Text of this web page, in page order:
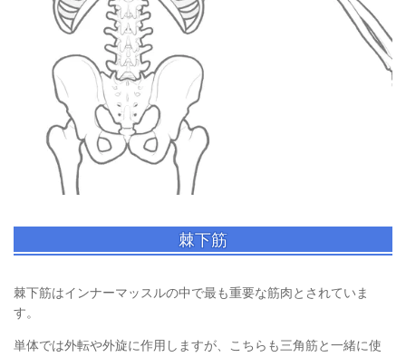
棘下筋
棘下筋はインナーマッスルの中で最も重要な筋肉とされていま
す。
単体では外転や外旋に作用しますが、こちらも三角筋と一緒に使